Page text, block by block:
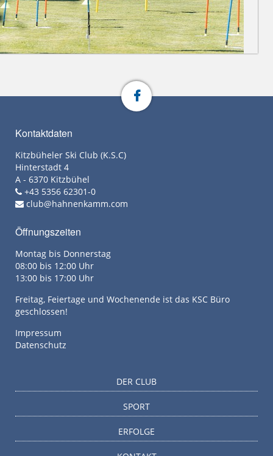
Kontaktdaten
Kitzbüheler Ski Club (K.S.C)
Hinterstadt 4
A - 6370 Kitzbühel
+43 5356 62301-0
club@hahnenkamm.com
Öffnungszeiten
Montag bis Donnerstag
08:00 bis 12:00 Uhr
13:00 bis 17:00 Uhr
Freitag, Feiertage und Wochenende ist das KSC Büro
geschlossen!
Impressum
Datenschutz
DER CLUB
SPORT
ERFOLGE